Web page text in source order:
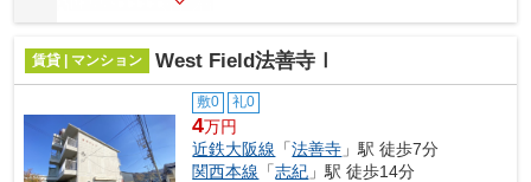
賃貸 | マンション West Field法善寺Ⅰ
敷0 礼0
4万円
近鉄大阪線 「法善寺 」駅 徒歩7分
関西本線 「志紀 」駅 徒歩14分